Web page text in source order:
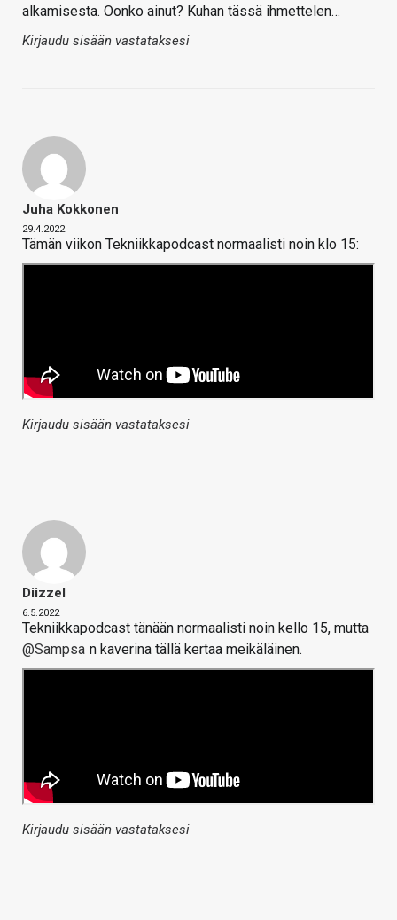
alkamisesta. Oonko ainut? Kuhan tässä ihmettelen…
Kirjaudu sisään vastataksesi
Juha Kokkonen
29.4.2022
Tämän viikon Tekniikkapodcast normaalisti noin klo 15:
Kirjaudu sisään vastataksesi
Diizzel
6.5.2022
Tekniikkapodcast tänään normaalisti noin kello 15, mutta
@Sampsa n kaverina tällä kertaa meikäläinen.
Kirjaudu sisään vastataksesi